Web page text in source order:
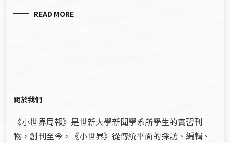
READ MORE
關於我們
《小世界周報》是世新大學新聞學系所學生的實習刊
物，創刊至今，《小世界》從傳統平面的採訪、編輯、